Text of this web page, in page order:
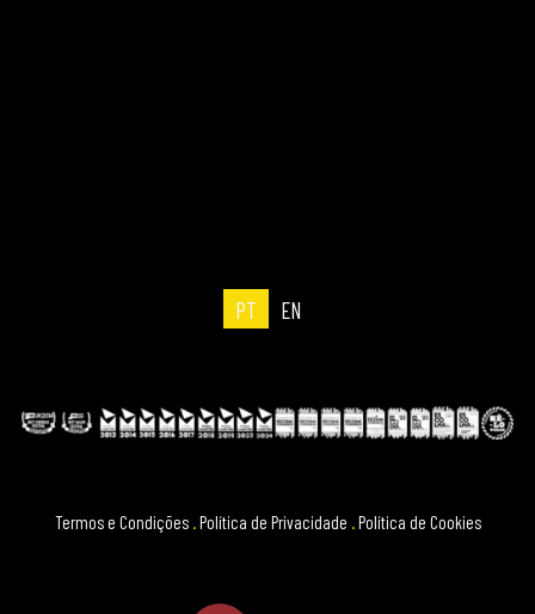
PT EN
Termos e Condições Política de Privacidade Política de Cookies